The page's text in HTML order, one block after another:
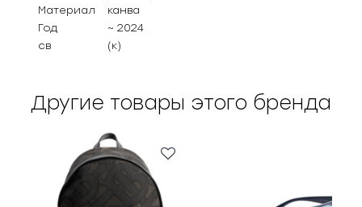
Материал
канва
Год
~ 2024
св
(к)
Другие товары этого бренда